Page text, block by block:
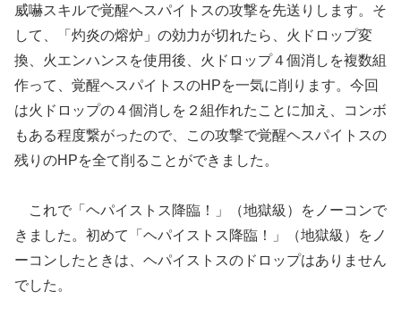
威嚇スキルで覚醒ヘスパイトスの攻撃を先送りします。そ
して、「灼炎の熔炉」の効力が切れたら、火ドロップ変
換、火エンハンスを使用後、火ドロップ４個消しを複数組
作って、覚醒ヘスパイトスのHPを一気に削ります。今回
は火ドロップの４個消しを２組作れたことに加え、コンボ
もある程度繋がったので、この攻撃で覚醒ヘスパイトスの
残りのHPを全て削ることができました。
これで「ヘパイストス降臨！」（地獄級）をノーコンで
きました。初めて「ヘパイストス降臨！」（地獄級）をノ
ーコンしたときは、ヘパイストスのドロップはありません
でした。